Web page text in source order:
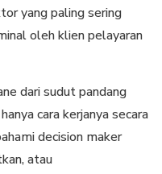
yang paling sering
oleh klien pelayaran
dari sudut pandang
cara kerjanya secara
decision maker
atau